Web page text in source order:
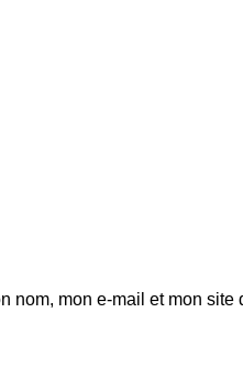
nom, mon e-mail et mon